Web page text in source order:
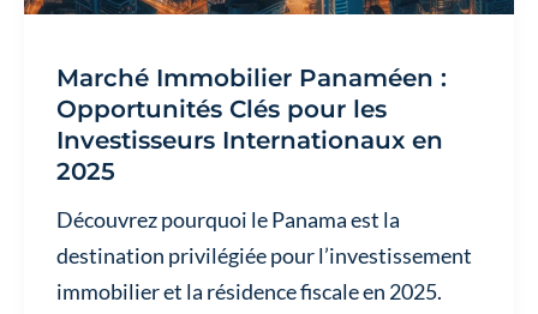
Fiscale
2025
Marché Immobilier Panaméen :
Opportunités Clés pour les
Investisseurs Internationaux en
2025
Découvrez pourquoi le Panama est la
destination privilégiée pour l’investissement
immobilier et la résidence fiscale en 2025.